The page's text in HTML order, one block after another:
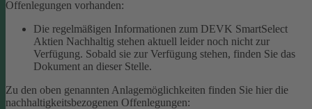
Offenlegungen vorhanden:
Die regelmäßigen Informationen zum DEVK SmartSelect
Aktien Nachhaltig stehen aktuell leider noch nicht zur
Verfügung. Sobald sie zur Verfügung stehen, finden Sie das
Dokument an dieser Stelle.
Zu den oben genannten Anlagemöglichkeiten finden Sie hier die
nachhaltigkeitsbezogenen Offenlegungen: